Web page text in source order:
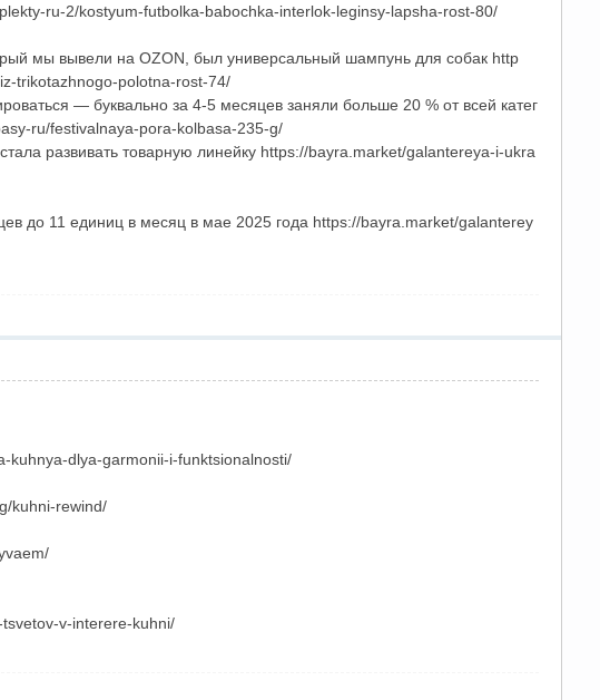
ru-2/kostyum-futbolka-babochka-interlok-leginsy-lapsha-rost-80/
мы вывели на OZON, был универсальный шампунь для собак http
trikotazhnogo-polotna-rost-74/
— буквально за 4-5 месяцев заняли больше 20 % от всей катег
ru/festivalnaya-pora-kolbasa-235-g/
развивать товарную линейку https://bayra.market/galantereya-i-ukra
до 11 единиц в месяц в мае 2025 года https://bayra.market/galanterey
kuhnya-dlya-garmonii-i-funktsionalnosti/
kuhni-rewind/
v-interere-kuhni/